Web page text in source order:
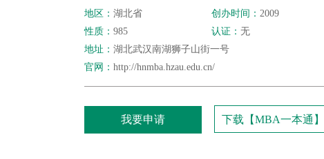
地区： 湖北省
性质： 985
创办时间： 2009
认证： 无
地址： 湖北武汉南湖狮子山街一号
官网： http://hnmba.hzau.edu.cn/
我要申请 下载【MBA一本通】